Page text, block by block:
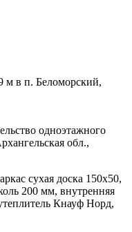
м в п. Беломорский,
одноэтажного
обл.,
сухая доска 150х50,
200 мм, внутренняя
Кнауф Норд,